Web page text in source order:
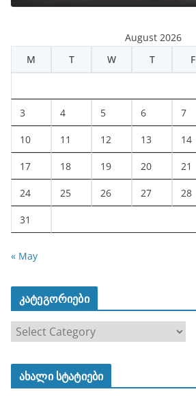
August 2026
M
T W T F
3 4 5 6 7
10 11 12 13 14
17 18 19 20 21
24 25 26 27 28
31
« May
კატეგორიები
ა
ტ
ახალი სტატიები